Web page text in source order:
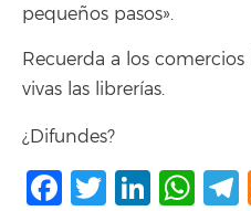
pequeños pasos».
Recuerda a los
vivas las librerías.
¿Difundes?
Facebook
Twitter